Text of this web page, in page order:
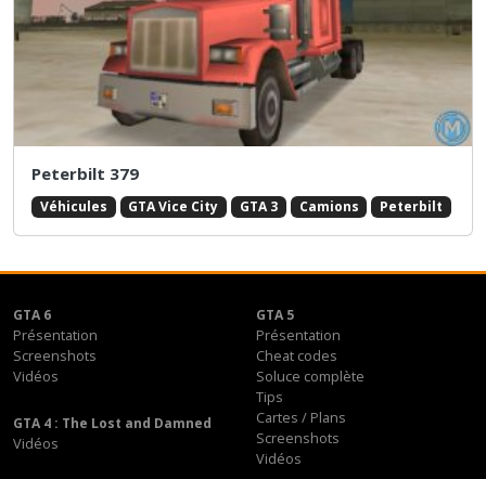
Peterbilt 379
Véhicules GTA Vice City GTA 3 Camions Peterbilt
GTA 6
Présentation
Screenshots
Vidéos
GTA 5
Présentation
Cheat codes
Soluce complète
Tips
Cartes / Plans
Screenshots
Vidéos
GTA 4 : The Lost and Damned
Vidéos